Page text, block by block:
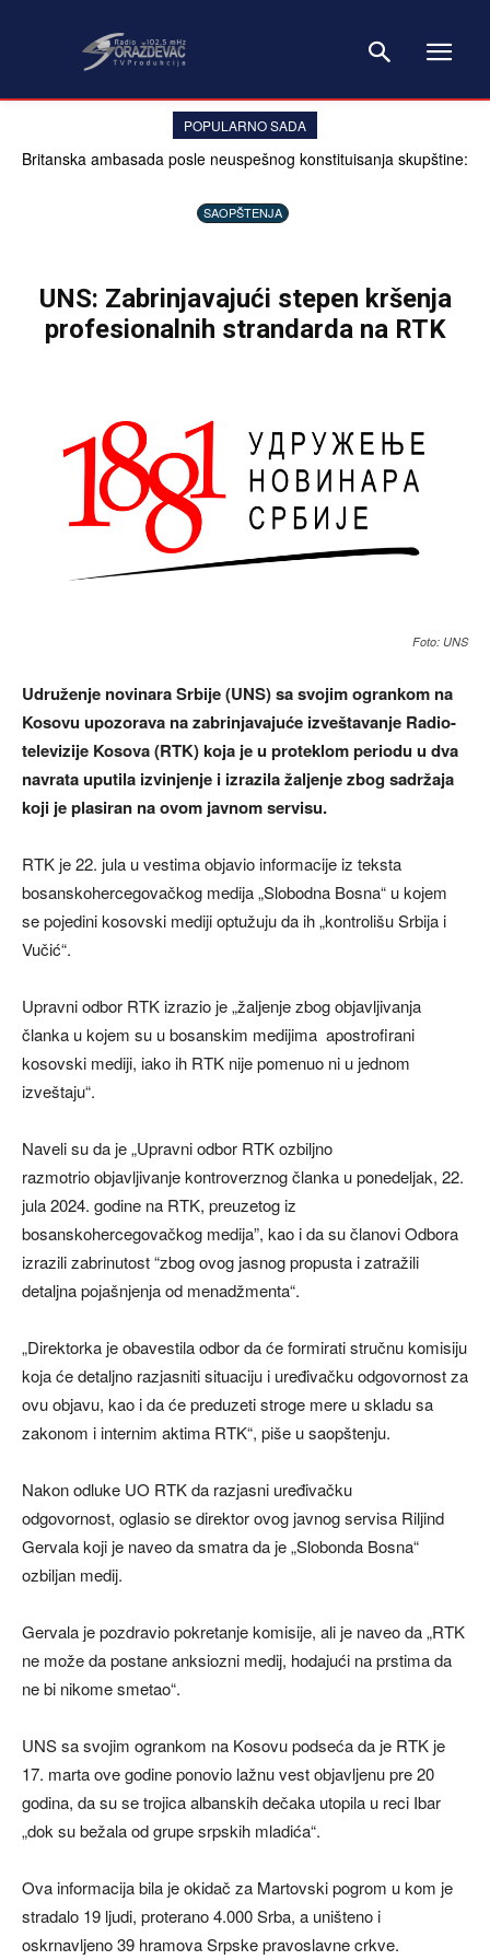
POPULARNO SADA
Britanska ambasada posle neuspešnog konstituisanja skupštine:
SAOPŠTENJA
UNS: Zabrinjavajući stepen kršenja
profesionalnih strandarda na RTK
Foto: UNS
Udruženje novinara Srbije (UNS) sa svojim ogrankom na
Kosovu upozorava na zabrinjavajuće izveštavanje Radio-
televizije Kosova (RTK) koja je u proteklom periodu u dva
navrata uputila izvinjenje i izrazila žaljenje zbog sadržaja
koji je plasiran na ovom javnom servisu.
RTK je 22. jula u vestima objavio informacije iz teksta
bosanskohercegovačkog medija „Slobodna Bosna“ u kojem
se pojedini kosovski mediji optužuju da ih „kontrolišu Srbija i
Vučić“.
Upravni odbor RTK izrazio je „žaljenje zbog objavljivanja
članka u kojem su u bosanskim medijima apostrofirani
kosovski mediji, iako ih RTK nije pomenuo ni u jednom
izveštaju“.
Naveli su da je „Upravni odbor RTK ozbiljno
razmotrio objavljivanje kontroverznog članka u ponedeljak, 22.
jula 2024. godine na RTK, preuzetog iz
bosanskohercegovačkog medija”, kao i da su članovi Odbora
izrazili zabrinutost “zbog ovog jasnog propusta i zatražili
detaljna pojašnjenja od menadžmenta“.
„Direktorka je obavestila odbor da će formirati stručnu komisiju
koja će detaljno razjasniti situaciju i uređivačku odgovornost za
ovu objavu, kao i da će preduzeti stroge mere u skladu sa
zakonom i internim aktima RTK“, piše u saopštenju.
Nakon odluke UO RTK da razjasni uređivačku
odgovornost, oglasio se direktor ovog javnog servisa Riljind
Gervala koji je naveo da smatra da je „Slobonda Bosna“
ozbiljan medij.
Gervala je pozdravio pokretanje komisije, ali je naveo da „RTK
ne može da postane anksiozni medij, hodajući na prstima da
ne bi nikome smetao“.
UNS sa svojim ogrankom na Kosovu podseća da je RTK je
17. marta ove godine ponovio lažnu vest objavljenu pre 20
godina, da su se trojica albanskih dečaka utopila u reci Ibar
„dok su bežala od grupe srpskih mladića“.
Ova informacija bila je okidač za Martovski pogrom u kom je
stradalo 19 ljudi, proterano 4.000 Srba, a uništeno i
oskrnavljeno 39 hramova Srpske pravoslavne crkve.